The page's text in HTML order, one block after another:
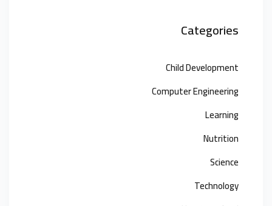
Categories
Child Development
Computer Engineering
Learning
Nutrition
Science
Technology